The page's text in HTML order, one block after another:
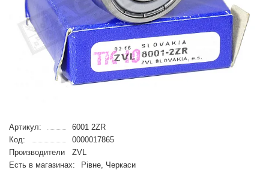
Артикул:
6001 2ZR
Код:
0000017865
Производители
ZVL
Есть в магазинах:
Рівне, Черкаси